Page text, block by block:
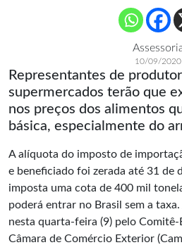
10/09/2020
Representantes de
supermercados terão que
nos preços dos alimentos
básica, especialmente do
A alíquota do imposto de
e beneficiado foi zerada até 31 de
imposta uma cota de 400 mil
poderá entrar no Brasil sem a
nesta quarta-feira (9) pelo
Câmara de Comércio Exterior